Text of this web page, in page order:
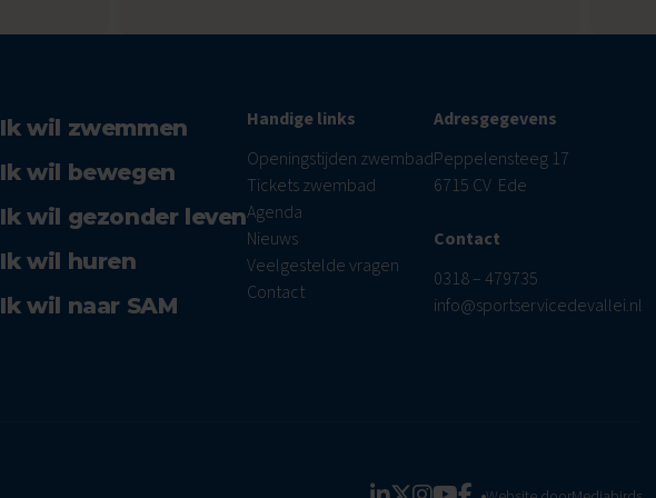
Ik wil zwemmen
Ik wil bewegen
Ik wil gezonder leven
Ik wil huren
Ik wil naar SAM
Handige links
Openingstijden zwembad
Tickets zwembad
Agenda
Nieuws
Veelgestelde vragen
Contact
Adresgegevens
Peppelensteeg 17
6715 CV Ede
Contact
0318 – 479735
info@sportservicedevallei.nl